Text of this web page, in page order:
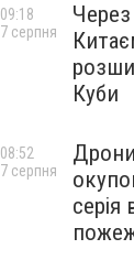
Через
Куби
09:18
7 серпня
серія
08:52
7 серпня